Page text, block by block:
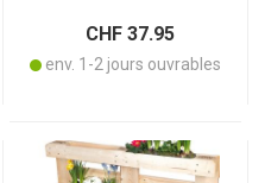
CHF 37.95
env. 1-2 jours ouvrables